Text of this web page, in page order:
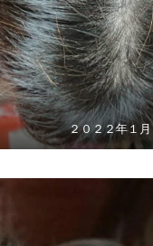
２０２２年１月